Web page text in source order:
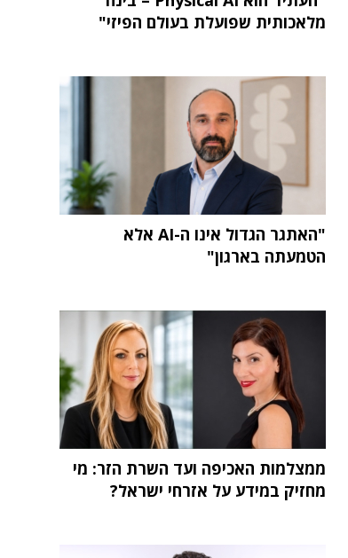
מלאכותית שפועלת בעולם הפיזי"
"האתגר הגדול אינו ה-AI אלא
הטמעתה בארגון"
ממצלמות האכיפה ועד השרת הזר: מי
מחזיק במידע על אזרחי ישראל?